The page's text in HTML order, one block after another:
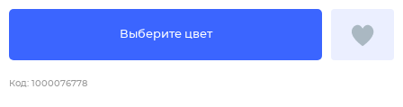
Выберите цвет
Код: 1000076778